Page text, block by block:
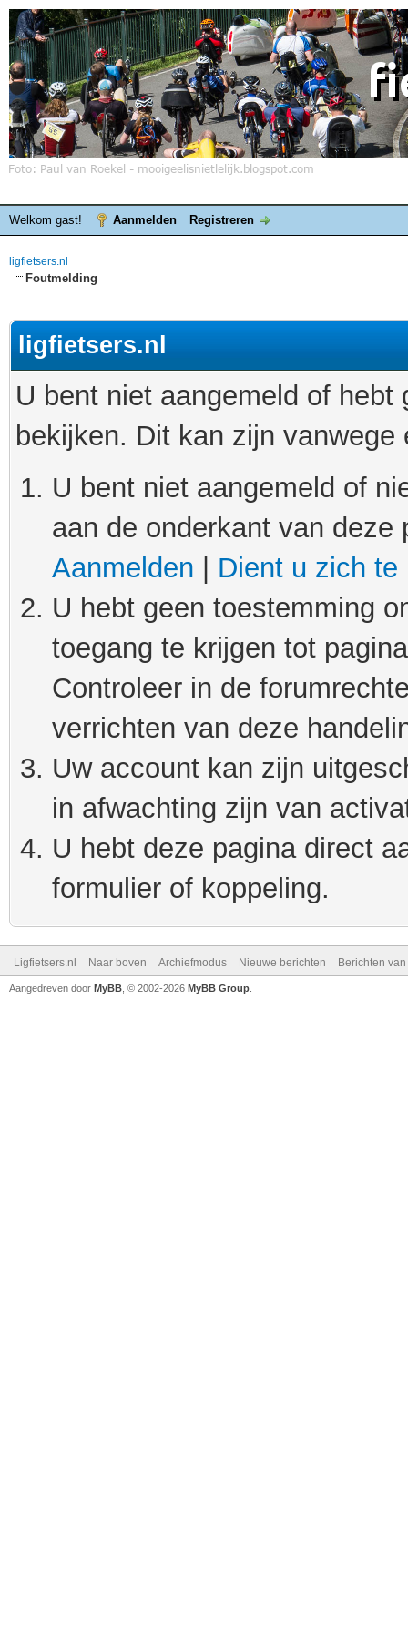
Welkom gast! Aanmelden Registreren
ligfietsers.nl
Foutmelding
ligfietsers.nl
U bent niet aangemeld of
bekijken. Dit kan zijn
U bent niet aangemeld of
aan de onderkant van
Aanmelden
Dient u zich te
U hebt geen toestemming
toegang te krijgen tot
Controleer in de
verrichten van deze
Uw account kan zijn
in afwachting zijn van
U hebt deze pagina direct
formulier of koppeling.
Ligfietsers.nl Naar boven Archiefmodus Nieuwe berichten Berichten
Aangedreven door MyBB , © 2002-2026 MyBB Group